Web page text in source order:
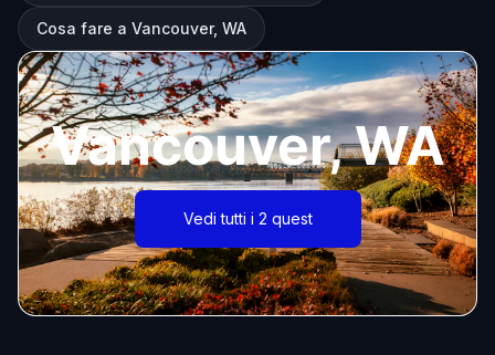
Cosa fare a Vancouver, WA
Vancouver, WA
Vedi tutti i 2 quest